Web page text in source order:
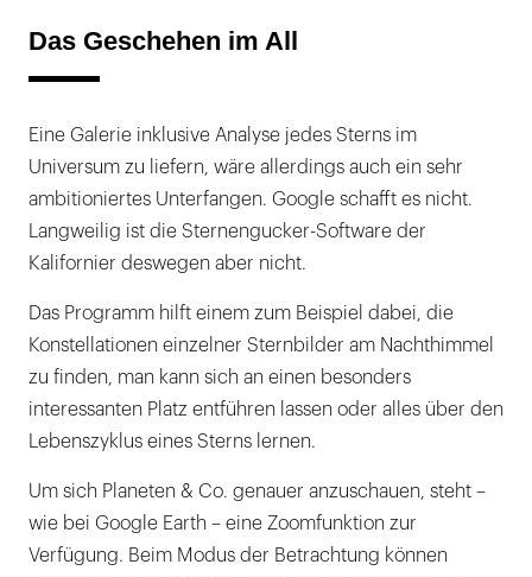
Das Geschehen im All
Eine Galerie inklusive Analyse jedes Sterns im
Universum zu liefern, wäre allerdings auch ein sehr
ambitioniertes Unterfangen. Google schafft es nicht.
Langweilig ist die Sternengucker-Software der
Kalifornier deswegen aber nicht.
Das Programm hilft einem zum Beispiel dabei, die
Konstellationen einzelner Sternbilder am Nachthimmel
zu finden, man kann sich an einen besonders
interessanten Platz entführen lassen oder alles über den
Lebenszyklus eines Sterns lernen.
Um sich Planeten & Co. genauer anzuschauen, steht –
wie bei Google Earth – eine Zoomfunktion zur
Verfügung. Beim Modus der Betrachtung können